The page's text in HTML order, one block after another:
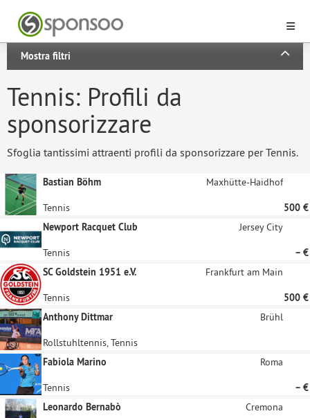
Mostra filtri
Tennis: Profili da
sponsorizzare
Sfoglia tantissimi attraenti profili da sponsorizzare per Tennis.
Bastian Böhm Maxhütte-Haidhof
Tennis
500 €
Newport Racquet Club
Jersey City
Tennis
– €
SC Goldstein 1951 e.V.
Frankfurt am Main
Tennis
500 €
Anthony Dittmar
Brühl
Rollstuhltennis, Tennis
Fabiola Marino
Roma
Tennis
– €
Leonardo Bernabò
Cremona